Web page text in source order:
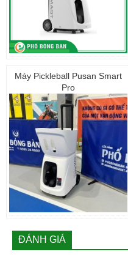
Máy Pickleball Pusan Smart
Pro
ĐÁNH GIÁ